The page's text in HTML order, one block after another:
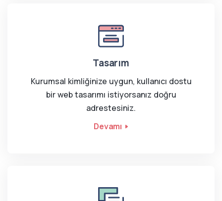
Tasarım
Kurumsal kimliğinize uygun, kullanıcı dostu
bir web tasarımı istiyorsanız doğru
adrestesiniz.
Devamı